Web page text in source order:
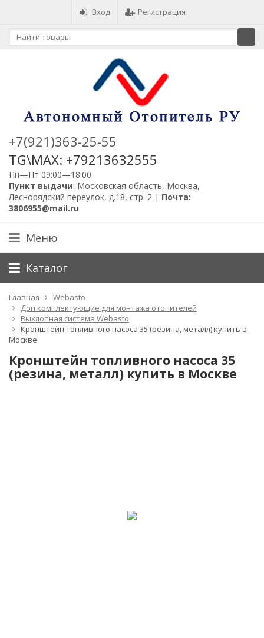
Вход Регистрация
+7(921)363-25-55
TG\MAX: +79213632555
Пн—Пт 09:00—18:00
Пункт выдачи: Московская область, Москва,
Леснорядский переулок, д.18, стр. 2 | Почта:
3806955@mail.ru
Меню
Каталог
Главная
Webasto
Доп комплектующие для монтажа отопителей
Выхлопная система Webasto
Кронштейн топливного насоса 35 (резина, металл) купить в
Москве
Кронштейн топливного насоса 35
(резина, металл) купить в Москве